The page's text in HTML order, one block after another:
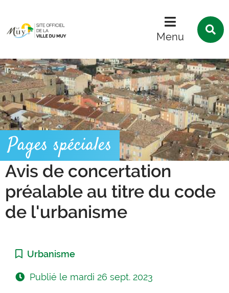
Menu
Pages spéciales
Avis de concertation
préalable au titre du code
de l'urbanisme
Catégorie :
Urbanisme
Publié le mardi 26 sept. 2023